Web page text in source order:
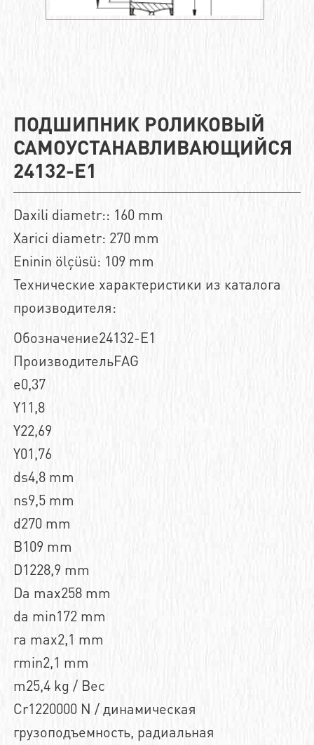
ПОДШИПНИК РОЛИКОВЫЙ
САМОУСТАНАВЛИВАЮЩИЙСЯ
24132-E1
Daxili diametr:: 160 mm
Xarici diametr: 270 mm
Eninin ölçüsü: 109 mm
Технические характеристики из каталога
производителя:
Обозначение24132-E1
ПроизводительFAG
e0,37
Y11,8
Y22,69
Y01,76
ds4,8 mm
ns9,5 mm
d270 mm
B109 mm
D1228,9 mm
Da max258 mm
da min172 mm
ra max2,1 mm
rmin2,1 mm
m25,4 kg / Вес
Cr1220000 N / динамическая
грузоподъемность, радиальная